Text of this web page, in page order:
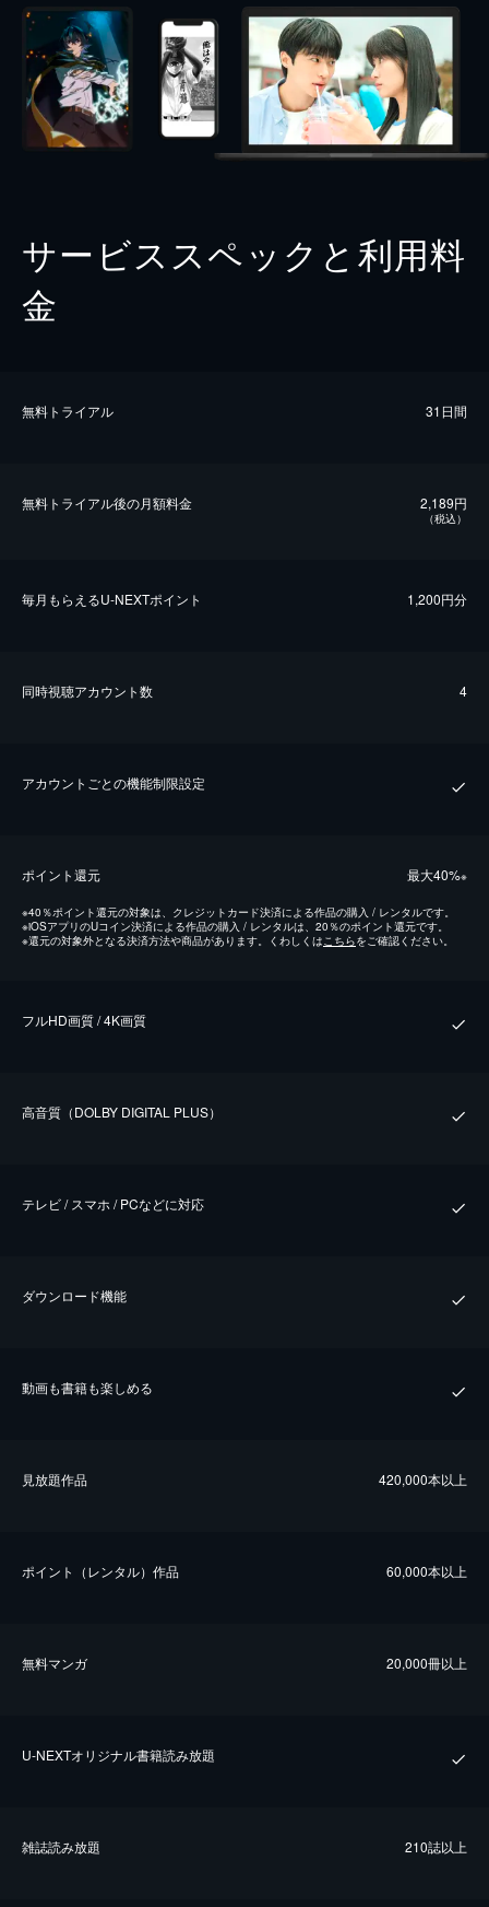
サービススペックと利用料
金
無料トライアル 31日間
無料トライアル後の⽉額料金 2,189円
（税込）
毎⽉もらえるU-NEXTポイント 1,200円分
同時視聴アカウント数 4
アカウントごとの機能制限設定
ポイント還元 最⼤40%※
※40％ポイント還元の対象は、クレジットカード決済による作品の購入 / レンタルです。
※iOSアプリのUコイン決済による作品の購入 / レンタルは、20％のポイント還元です。
※還元の対象外となる決済方法や商品があります。くわしくはこちらをご確認ください。
フルHD画質 / 4K画質
⾼⾳質（DOLBY DIGITAL PLUS）
テレビ / スマホ / PCなどに対応
ダウンロード機能
動画も書籍も楽しめる
⾒放題作品 420,000本以上
ポイント（レンタル）作品 60,000本以上
無料マンガ 20,000冊以上
U-NEXTオリジナル書籍読み放題
雑誌読み放題 210誌以上